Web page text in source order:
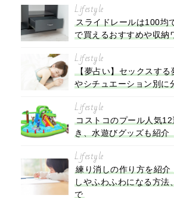
Lifestyle
スライドレールは100均
で買えるおすすめや収納
Lifestyle
【夢占い】セックスす
やシチュエーション別に
Lifestyle
コストコのプール人気
き、水遊びグッズも紹介
Lifestyle
練り消しの作り方を紹介
しやふわふわになる方法
で